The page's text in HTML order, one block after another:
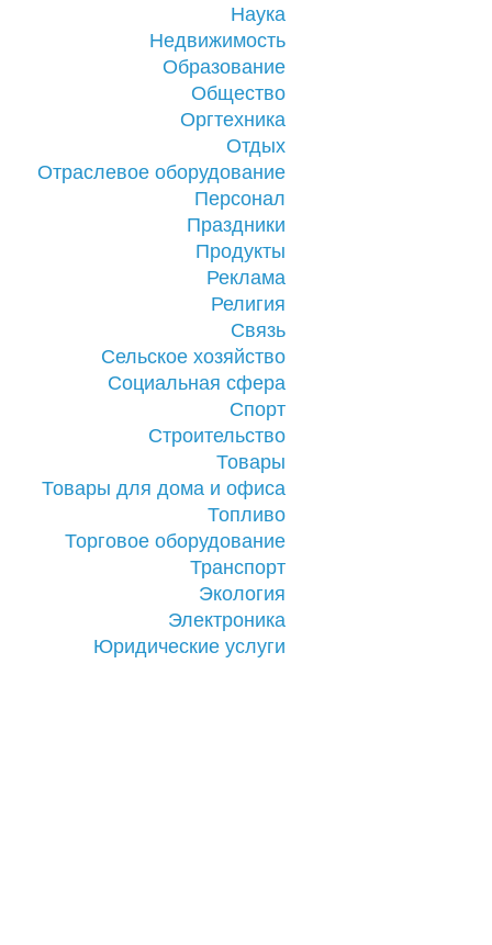
Наука
Недвижимость
Образование
Общество
Оргтехника
Отдых
Отраслевое оборудование
Персонал
Праздники
Продукты
Реклама
Религия
Связь
Сельское хозяйство
Социальная сфера
Спорт
Строительство
Товары
Товары для дома и офиса
Топливо
Торговое оборудование
Транспорт
Экология
Электроника
Юридические услуги